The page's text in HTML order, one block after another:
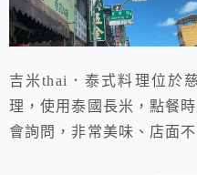
吉米thai．泰式料理位於
理，使用泰國長米，點餐
會詢問，非常美味、店面